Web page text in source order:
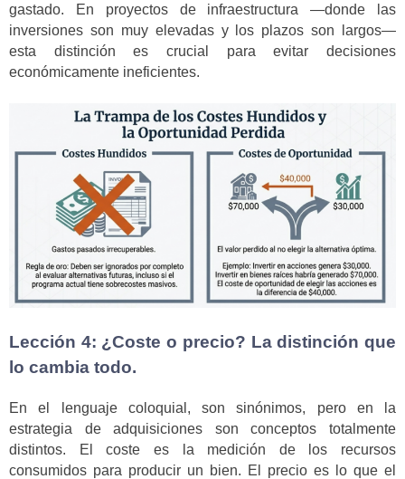
gastado. En proyectos de infraestructura —donde las
inversiones son muy elevadas y los plazos son largos—
esta distinción es crucial para evitar decisiones
económicamente ineficientes.
Lección 4: ¿Coste o precio? La distinción que
lo cambia todo.
En el lenguaje coloquial, son sinónimos, pero en la
estrategia de adquisiciones son conceptos totalmente
distintos. El coste es la medición de los recursos
consumidos para producir un bien. El precio es lo que el